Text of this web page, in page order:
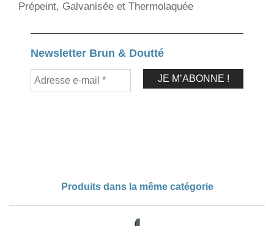
Prépeint, Galvanisée et Thermolaquée
Newsletter Brun & Doutté
Produits dans la même catégorie